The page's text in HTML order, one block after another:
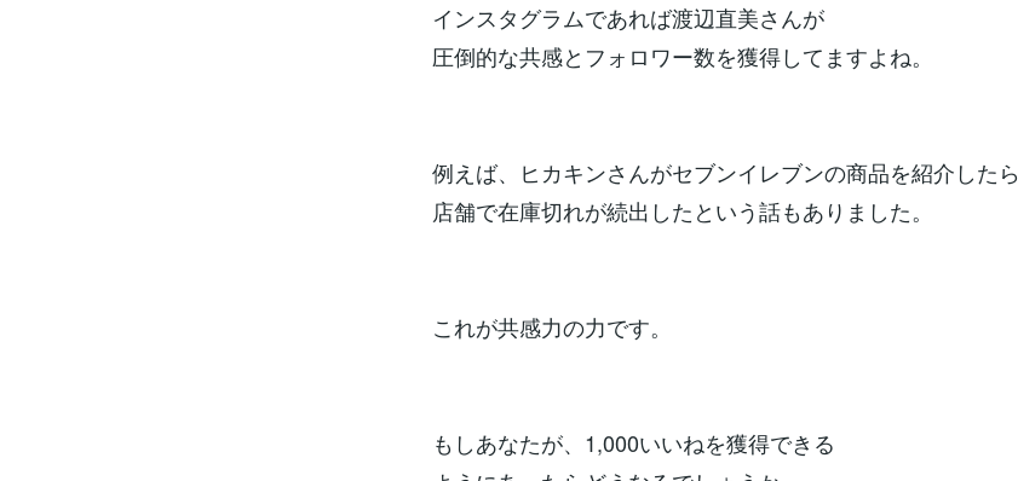
インスタグラムであれば渡辺直美さんが
圧倒的な共感とフォロワー数を獲得してますよね。
例えば、ヒカキンさんがセブンイレブンの商品を紹介したら
店舗で在庫切れが続出したという話もありました。
これが共感力の力です。
もしあなたが、1,000いいねを獲得できる